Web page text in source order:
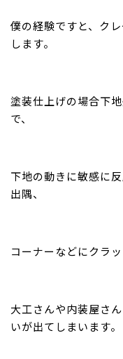
僕の経験ですと、ク
します。
塗装仕上げの場合下
で、
下地の動きに敏感に
出隅、
コーナーなどにクラ
大工さんや内装屋さ
いが出てしまいます。